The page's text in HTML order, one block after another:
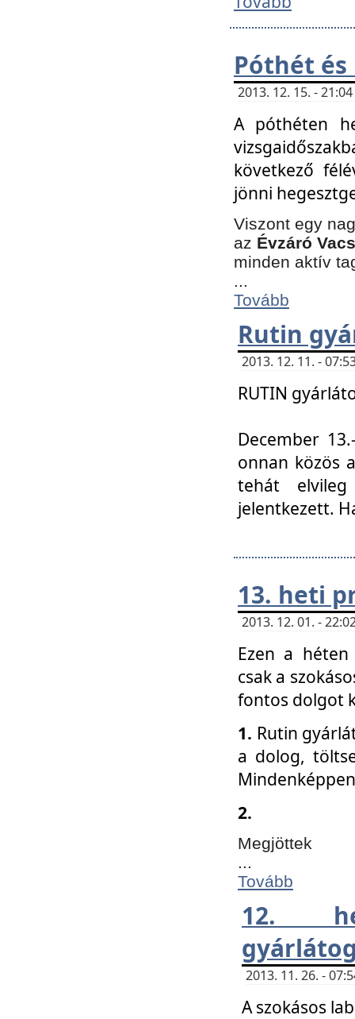
Póthét és
2013. 12. 15. -
A póthéten
következő
jönni
Viszont egy
az Évzáró
minden aktív
...
Tovább
Rutin
2013. 12. 11. -
RUTIN
December
onnan közös
tehát
jelentkezett.
13. heti
2013. 12. 01. -
Ezen a
csak a
fontos dolgot
1. Rutin
a dolog,
2.
Megjöttek
...
Tovább
12.
2013. 11. 26. -
A szokásos